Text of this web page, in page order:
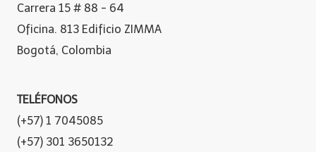
Carrera 15 # 88 - 64
Oficina. 813 Edificio ZIMMA
Bogotá, Colombia
TELÉFONOS
(+57) 1 7045085
(+57) 301 3650132